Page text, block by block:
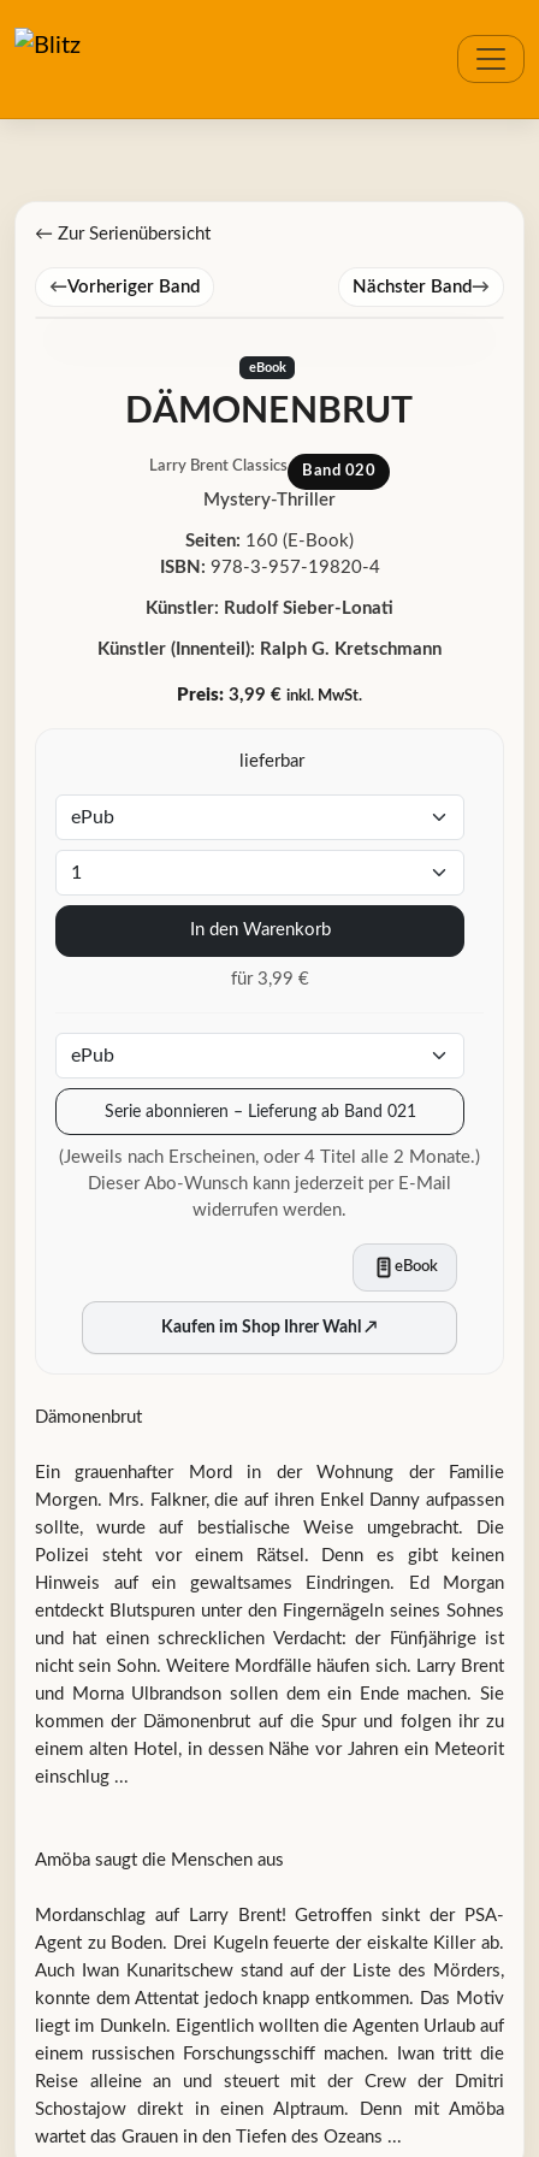
← Zur Serienübersicht
←Vorheriger Band Nächster Band→
eBook
DÄMONENBRUT
Larry Brent Classics Band 020
Mystery-Thriller
Seiten: 160 (E-Book)
ISBN: 978-3-957-19820-4
Künstler: Rudolf Sieber-Lonati
Künstler (Innenteil): Ralph G. Kretschmann
Preis: 3,99 € inkl. MwSt.
lieferbar
In den Warenkorb
für 3,99 €
Serie abonnieren – Lieferung ab Band 021
(Jeweils nach Erscheinen, oder 4 Titel alle 2 Monate.)
Dieser Abo-Wunsch kann jederzeit per E-Mail
widerrufen werden.
eBook
Kaufen im Shop Ihrer Wahl ↗
Dämonenbrut
Ein grauenhafter Mord in der Wohnung der Familie
Morgen. Mrs. Falkner, die auf ihren Enkel Danny aufpassen
sollte, wurde auf bestialische Weise umgebracht. Die
Polizei steht vor einem Rätsel. Denn es gibt keinen
Hinweis auf ein gewaltsames Eindringen. Ed Morgan
entdeckt Blutspuren unter den Fingernägeln seines Sohnes
und hat einen schrecklichen Verdacht: der Fünfjährige ist
nicht sein Sohn. Weitere Mordfälle häufen sich. Larry Brent
und Morna Ulbrandson sollen dem ein Ende machen. Sie
kommen der Dämonenbrut auf die Spur und folgen ihr zu
einem alten Hotel, in dessen Nähe vor Jahren ein Meteorit
einschlug ...
Amöba saugt die Menschen aus
Mordanschlag auf Larry Brent! Getroffen sinkt der PSA-
Agent zu Boden. Drei Kugeln feuerte der eiskalte Killer ab.
Auch Iwan Kunaritschew stand auf der Liste des Mörders,
konnte dem Attentat jedoch knapp entkommen. Das Motiv
liegt im Dunkeln. Eigentlich wollten die Agenten Urlaub auf
einem russischen Forschungsschiff machen. Iwan tritt die
Reise alleine an und steuert mit der Crew der Dmitri
Schostajow direkt in einen Alptraum. Denn mit Amöba
wartet das Grauen in den Tiefen des Ozeans ...